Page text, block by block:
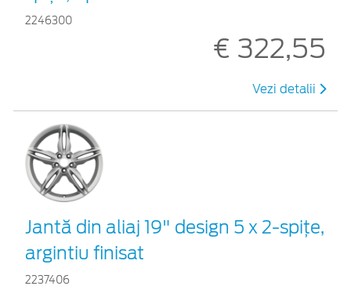
2246300
€ 322,55
Vezi detalii
Jantă din aliaj 19" design 5 x 2-spiţe,
argintiu finisat
2237406